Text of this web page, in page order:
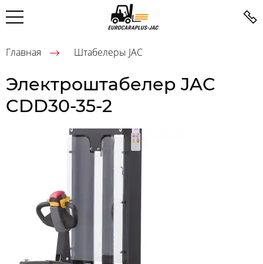
Главная Штабелеры JAC
Электроштабелер JAC
CDD30-35-2